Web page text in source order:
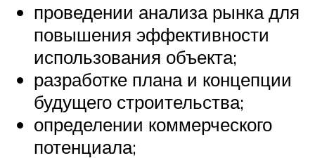
проведении анализа рынка для
повышения эффективности
использования объекта;
разработке плана и концепции
будущего строительства;
определении коммерческого
потенциала;